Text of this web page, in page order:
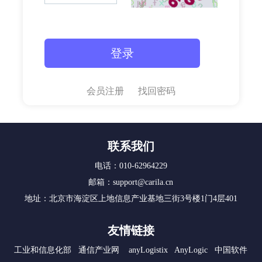
会员注册 找回密码
联系我们
电话：010-62964229
邮箱：support@carila.cn
地址：北京市海淀区上地信息产业基地三街3号楼1门4层401
友情链接
工业和信息化部 通信产业网 anyLogistix AnyLogic 中国软件